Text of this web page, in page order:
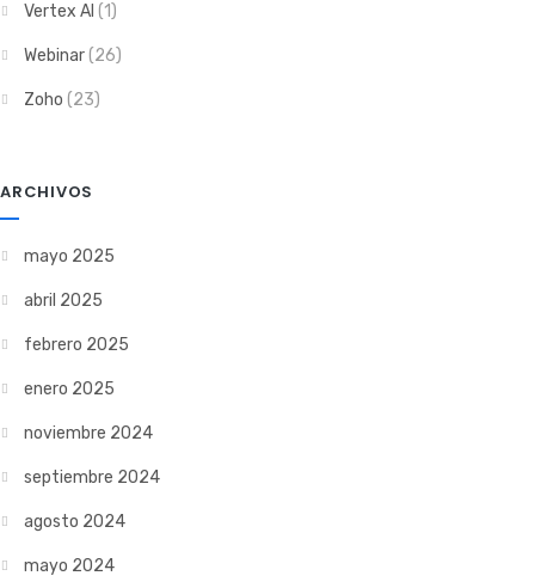
Vertex AI (1)
Webinar(26)
Zoho (23)
ARCHIVOS
mayo 2025
abril 2025
febrero 2025
enero 2025
noviembre 2024
septiembre 2024
agosto 2024
mayo 2024